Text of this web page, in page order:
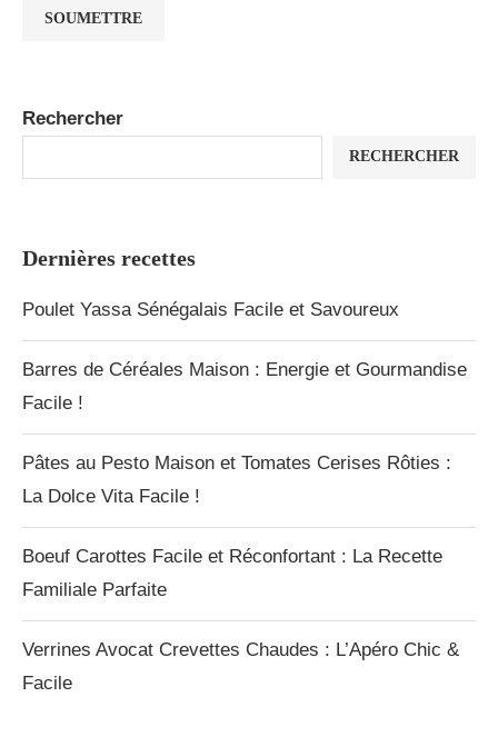
Rechercher
RECHERCHER
Dernières recettes
Poulet Yassa Sénégalais Facile et Savoureux
Barres de Céréales Maison : Energie et Gourmandise
Facile !
Pâtes au Pesto Maison et Tomates Cerises Rôties :
La Dolce Vita Facile !
Boeuf Carottes Facile et Réconfortant : La Recette
Familiale Parfaite
Verrines Avocat Crevettes Chaudes : L’Apéro Chic &
Facile